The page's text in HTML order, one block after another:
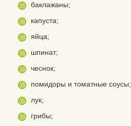
баклажаны;
капуста;
яйца;
шпинат;
чеснок;
помидоры и томатные соусы;
лук;
грибы;